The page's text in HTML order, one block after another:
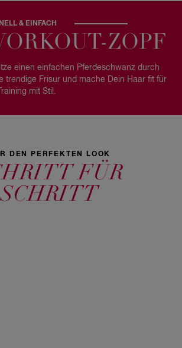
& EINFACH
ZOPF
einen einfachen Pferdeschwanz durch
trendige Frisur und mache Dein Haar fit für
mit Stil.
DEN PERFEKTEN LOOK
FÜR
SCHRITT